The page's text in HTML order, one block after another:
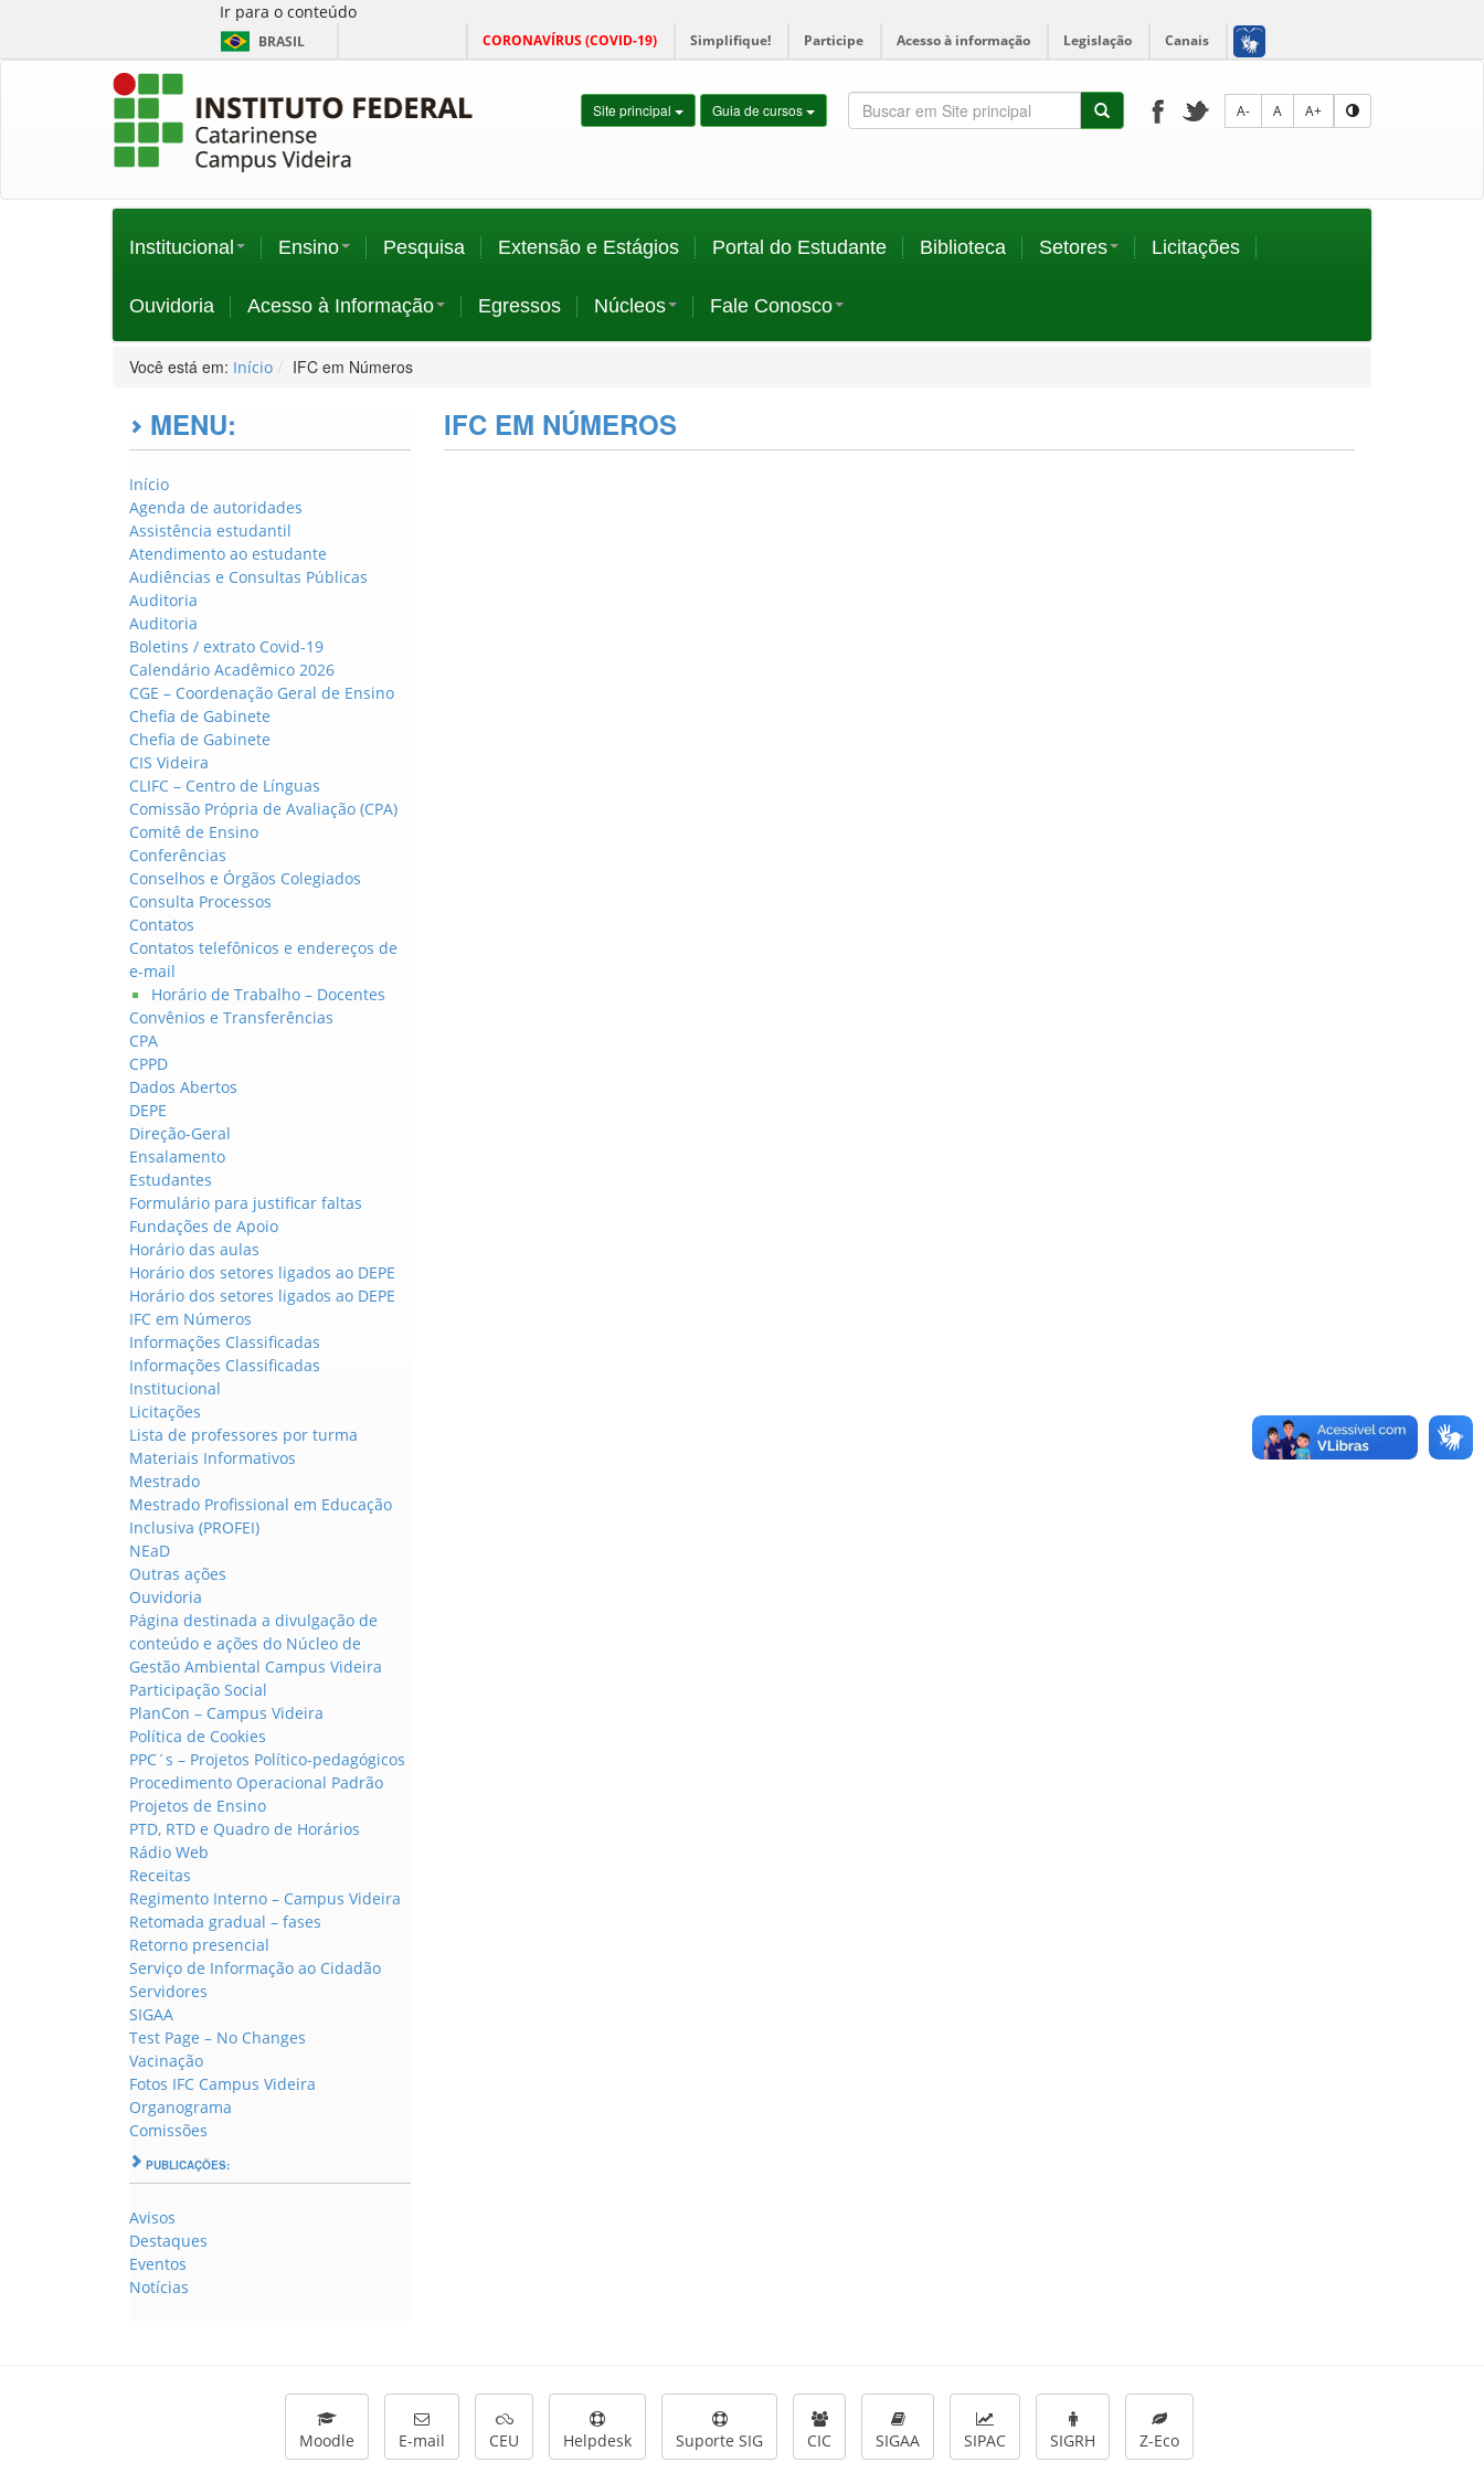
Ir para o conteúdo
BRASIL CORONAVÍRUS (COVID-19) Simplifique! Participe Acesso à informação Legislação Canais
Site principal Guia de cursos A- A A+
Institucional Ensino Pesquisa Extensão e Estágios Portal do Estudante Biblioteca Setores Licitações
Ouvidoria Acesso à Informação Egressos Núcleos Fale Conosco
Você está em: Início IFC em Números
MENU:
Início
Agenda de autoridades
Assistência estudantil
Atendimento ao estudante
Audiências e Consultas Públicas
Auditoria
Auditoria
Boletins / extrato Covid-19
Calendário Acadêmico 2026
CGE – Coordenação Geral de Ensino
Chefia de Gabinete
Chefia de Gabinete
CIS Videira
CLIFC – Centro de Línguas
Comissão Própria de Avaliação (CPA)
Comitê de Ensino
Conferências
Conselhos e Órgãos Colegiados
Consulta Processos
Contatos
Contatos telefônicos e endereços de
e-mail
Horário de Trabalho – Docentes
Convênios e Transferências
CPA
CPPD
Dados Abertos
DEPE
Direção-Geral
Ensalamento
Estudantes
Formulário para justificar faltas
Fundações de Apoio
Horário das aulas
Horário dos setores ligados ao DEPE
Horário dos setores ligados ao DEPE
IFC em Números
Informações Classificadas
Informações Classificadas
Institucional
Licitações
Lista de professores por turma
Materiais Informativos
Mestrado
Mestrado Profissional em Educação
Inclusiva (PROFEI)
NEaD
Outras ações
Ouvidoria
Página destinada a divulgação de
conteúdo e ações do Núcleo de
Gestão Ambiental Campus Videira
Participação Social
PlanCon – Campus Videira
Política de Cookies
PPC´s – Projetos Político-pedagógicos
Procedimento Operacional Padrão
Projetos de Ensino
PTD, RTD e Quadro de Horários
Rádio Web
Receitas
Regimento Interno – Campus Videira
Retomada gradual – fases
Retorno presencial
Serviço de Informação ao Cidadão
Servidores
SIGAA
Test Page – No Changes
Vacinação
Fotos IFC Campus Videira
Organograma
Comissões
PUBLICAÇÕES:
Avisos
Destaques
Eventos
Notícias
IFC EM NÚMEROS
Moodle E-mail CEU Helpdesk Suporte SIG CIC SIGAA SIPAC SIGRH Z-Eco